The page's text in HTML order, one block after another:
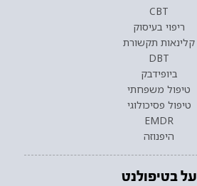
CBT
ריפוי בעיסוק
קלינאות תקשורת
DBT
ביופידבק
טיפול משפחתי
טיפול פסיכולוגי
EMDR
היפנוזה
על בטיפולנט